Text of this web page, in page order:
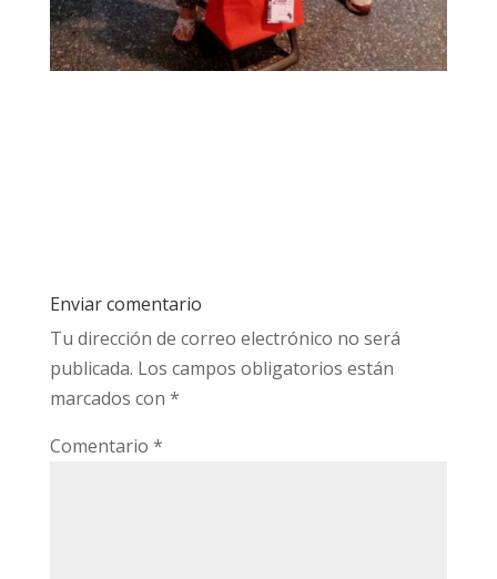
Enviar comentario
Tu dirección de correo electrónico no será
publicada. Los campos obligatorios están
marcados con *
Comentario *